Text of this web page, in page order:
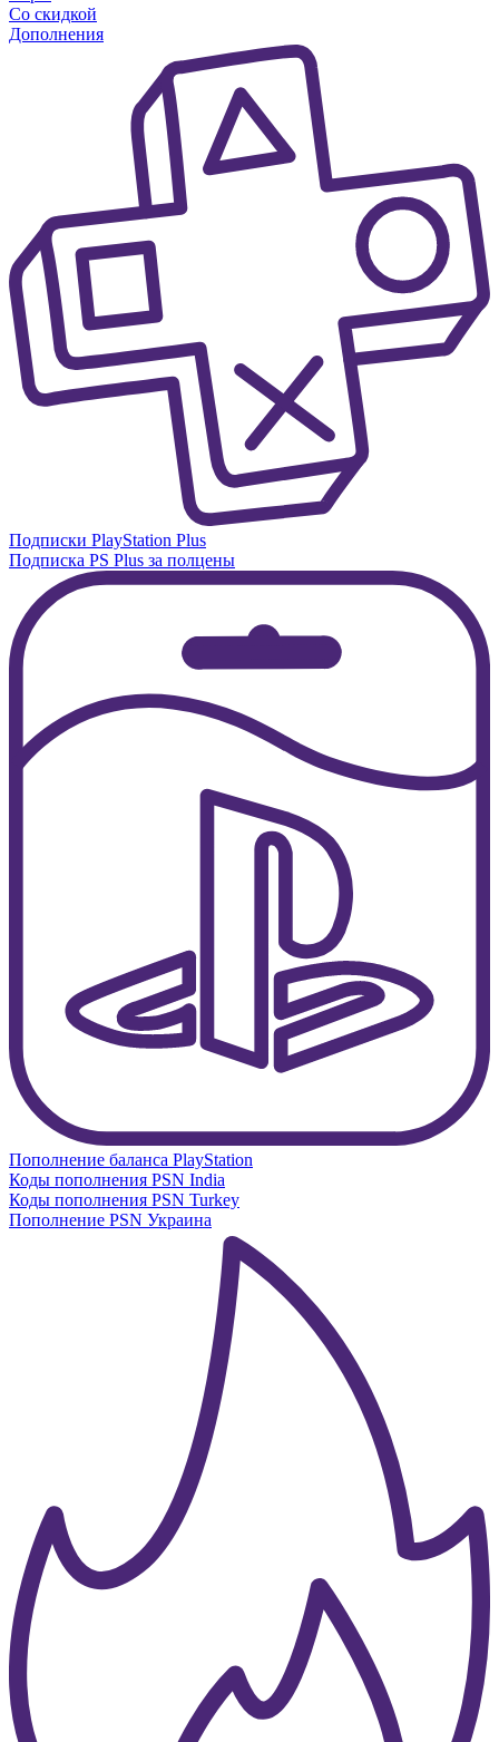
Со скидкой
Дополнения
Подписки PlayStation Plus
Подписка PS Plus за полцены
Пополнение баланса PlayStation
Коды пополнения PSN India
Коды пополнения PSN Turkey
Пополнение PSN Украина